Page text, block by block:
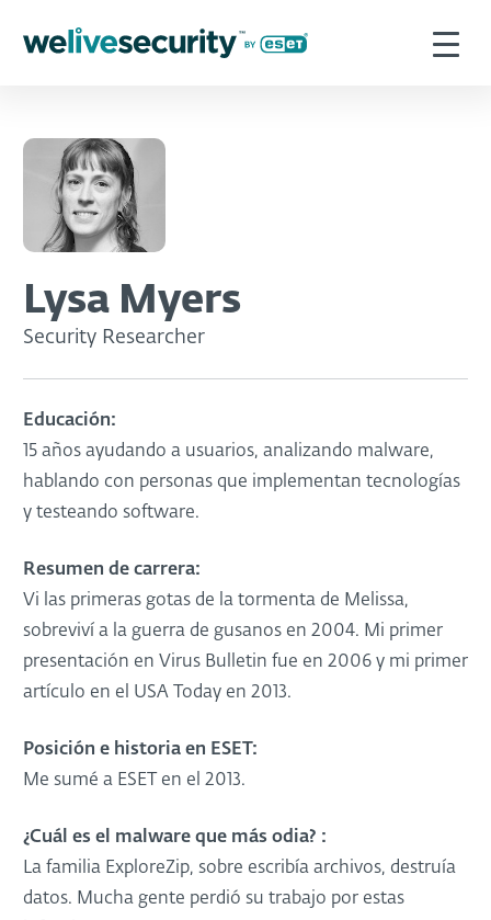
Lysa Myers
Security Researcher
Educación:
15 años ayudando a usuarios, analizando malware,
hablando con personas que implementan tecnologías
y testeando software.
Resumen de carrera:
Vi las primeras gotas de la tormenta de Melissa,
sobreviví a la guerra de gusanos en 2004. Mi primer
presentación en Virus Bulletin fue en 2006 y mi primer
artículo en el USA Today en 2013.
Posición e historia en ESET:
Me sumé a ESET en el 2013.
¿Cuál es el malware que más odia? :
La familia ExploreZip, sobre escribía archivos, destruía
datos. Mucha gente perdió su trabajo por estas